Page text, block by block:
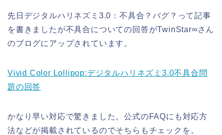
先日デジタルハリネズミ3.0：不具合？バグ？って記事
を書きましたが不具合についての回答がTwinStar∞さん
のブログにアップされています。
Vivid Color Lollipop:デジタルハリネズミ3.0不具合問
題の回答
かなり早い対応で驚きました。公式のFAQにも対応方
法などが掲載されているのでそちらもチェックを。